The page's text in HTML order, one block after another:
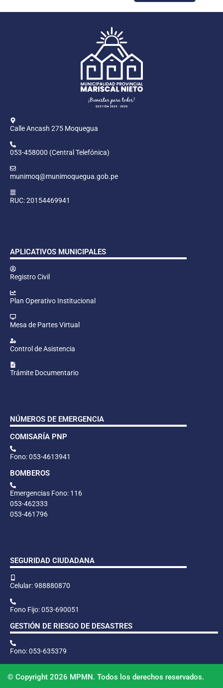
Calle Ancash 275 Moquegua
053-458000 (Central Telefónica)
munimoq@munimoquegua.gob.pe
RUC: 20154469941
APLICATIVOS MUNICIPALES
Registro Civil
Plan Operativo Institucional
Mesa de Partes Virtual
Control de Asistencia
Trámite Documentario
NÚMEROS DE EMERGENCIA
COMISARÍA PNP
Fono: 053-4613941
BOMBEROS
Emergencias Fono: 116
053-462333
053-461796
SEGURIDAD CIUDADANA
Celular: 988880870
Fono Fijo: 053-690051
GESTIÓN DE RIESGO DE DESASTRES
Fono: 053-635379
© Copyright 2026 MPMN. Todos los derechos reservados.